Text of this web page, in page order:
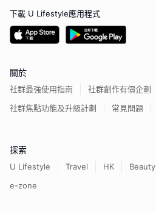
下載 U Lifestyle應用程式
關於
社群最強使用指南
社群創作有價企劃
社群焦點功能及升級計劃
常見問題
探索
U Lifestyle Travel HK Beauty
e-zone